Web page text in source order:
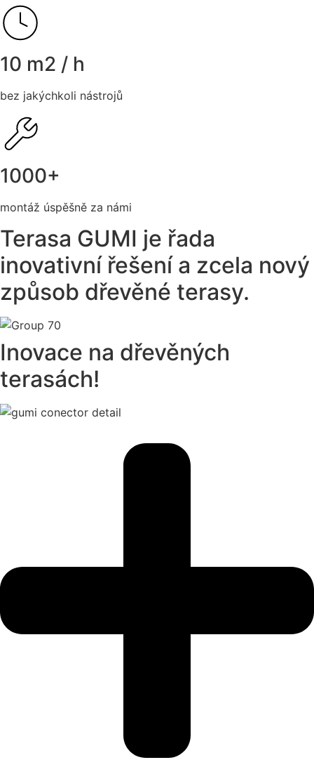
10 m2 / h
bez jakýchkoli nástrojů
1000+
montáž úspěšně za námi
Terasa GUMI je řada
inovativní řešení a zcela nový
způsob dřevěné terasy.
Inovace na dřevěných
terasách!